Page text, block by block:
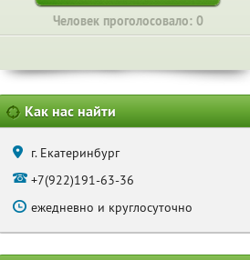
Человек проголосовало: 0
Как нас найти
г. Екатеринбург
+7(922)191-63-36
ежедневно и круглосуточно